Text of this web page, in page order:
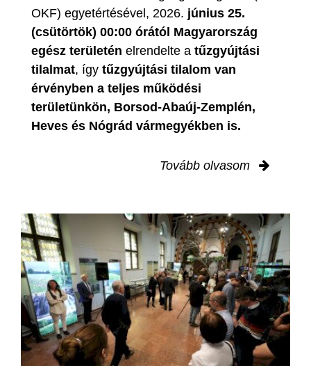
OKF) egyetértésével, 2026. június 25.
(csütörtök) 00:00 órától Magyarország
egész területén elrendelte a tűzgyújtási
tilalmat, így tűzgyújtási tilalom van
érvényben a teljes működési
területünkön, Borsod-Abaúj-Zemplén,
Heves és Nógrád vármegyékben is.
Tovább olvasom